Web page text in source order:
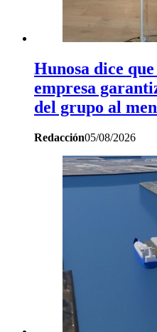
Hunosa dice
empresa
del grupo al
Redacción05/08/2026